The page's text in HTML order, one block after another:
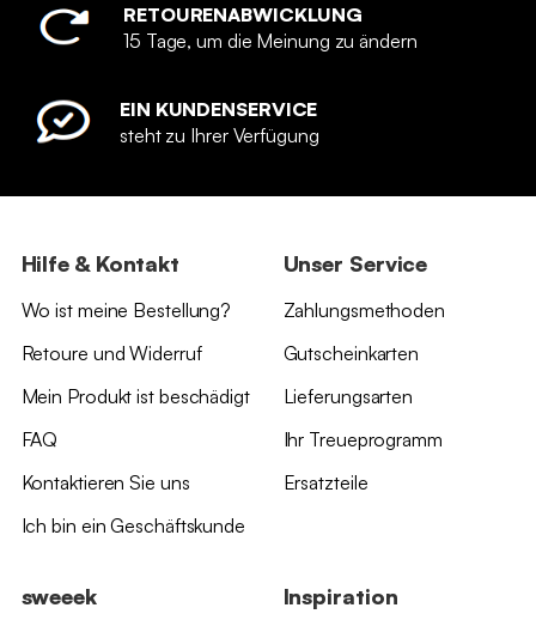
RETOURENABWICKLUNG
15 Tage, um die Meinung zu ändern
EIN KUNDENSERVICE
steht zu Ihrer Verfügung
Hilfe & Kontakt
Wo ist meine Bestellung?
Retoure und Widerruf
Mein Produkt ist beschädigt
FAQ
Kontaktieren Sie uns
Ich bin ein Geschäftskunde
Unser Service
Zahlungsmethoden
Gutscheinkarten
Lieferungsarten
Ihr Treueprogramm
Ersatzteile
sweeek Inspiration